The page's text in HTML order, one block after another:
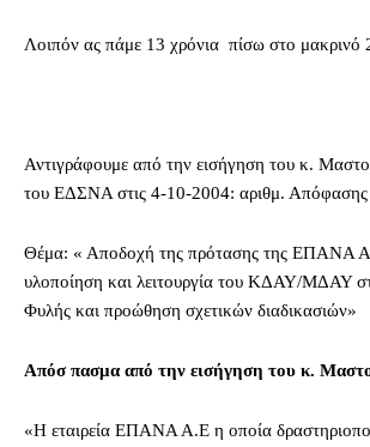
Λοιπόν ας πάμε 13 χρόνια πίσω στο μακρινό
Αντιγράφουμε από την εισήγηση του κ.
του ΕΔΣΝΑ στις 4-10-2004: αριθμ.
Θέμα: « Αποδοχή της πρότασης της ΕΠΑΝΑ
υλοποίηση και λειτουργία του ΚΔΑΥ/ΜΔΑΥ
Φυλής και προώθηση σχετικών διαδικασιών»
Απόσ πασμα από την εισήγηση του κ.
«Η εταιρεία ΕΠΑΝΑ Α.Ε η οποία